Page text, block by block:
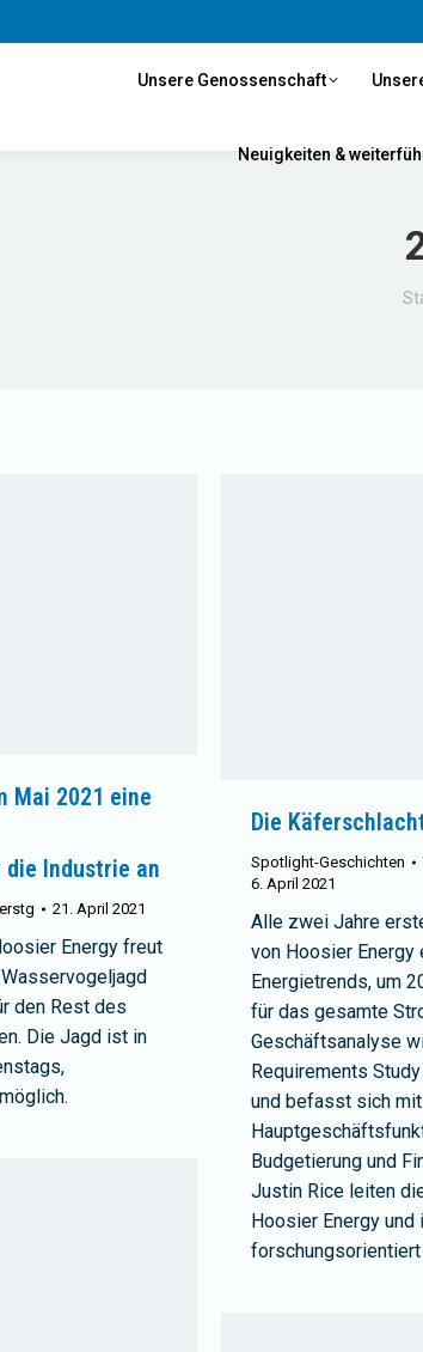
Unsere Genossenschaft
Neuigkeiten &
Mai 2021 eine
Industrie an
21. April 2021
Energy freut
den Rest des
Die Jagd ist in
Die
Spotlight-Geschichten
6. April 2021
Alle zwei Jahre
von Hoosier Energy
Energietrends, um
für das gesamte
Geschäftsanalyse
Requirements
und befasst sich
Budgetierung und
Justin Rice leiten
Hoosier Energy